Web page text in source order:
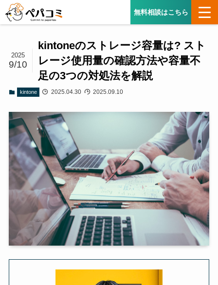
無料相談はこちら
kintoneのストレージ容量は? スト
レージ使用量の確認方法や容量不
足の3つの対処法を解説
2025
9/10
kintone 2025.04.30 2025.09.10